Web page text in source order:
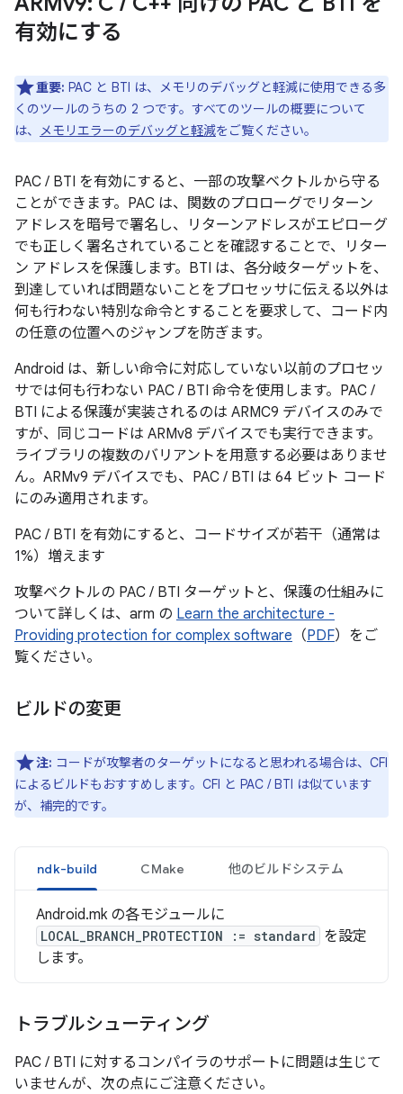
有効にする
重要: PAC と BTI は、メモリのデバッグと軽減に使用できる多
くのツールのうちの 2 つです。すべてのツールの概要について
は、
メモリエラーのデバッグと軽減をご覧ください。
PAC / BTI を有効にすると、一部の攻撃ベクトルから守る
ことができます。PAC は、関数のプロローグでリターン
アドレスを暗号で署名し、リターンアドレスがエピローグ
でも正しく署名されていることを確認することで、リター
ン アドレスを保護します。BTI は、各分岐ターゲットを、
到達していれば問題ないことをプロセッサに伝える以外は
何も行わない特別な命令とすることを要求して、コード内
の任意の位置へのジャンプを防ぎます。
Android は、新しい命令に対応していない以前のプロセッ
サでは何も行わない PAC / BTI 命令を使用します。PAC /
BTI による保護が実装されるのは ARMC9 デバイスのみで
すが、同じコードは ARMv8 デバイスでも実行できます。
ライブラリの複数のバリアントを用意する必要はありませ
ん。ARMv9 デバイスでも、PAC / BTI は 64 ビット コード
にのみ適用されます。
PAC / BTI を有効にすると、コードサイズが若干（通常は
1%）増えます
攻撃ベクトルの PAC / BTI ターゲットと、保護の仕組みに
ついて詳しくは、arm の Learn the architecture -
Providing protection for complex software （PDF）をご
覧ください。
ビルドの変更
注: コードが攻撃者のターゲットになると思われる場合は、CFI
によるビルドもおすすめします。CFI と PAC / BTI は似ています
が、補完的です。
ndk-build CMake 他のビルドシステム
Android.mk の各モジュールに
LOCAL_BRANCH_PROTECTION := standard を設定
します。
トラブルシューティング
PAC / BTI に対するコンパイラのサポートに問題は生じて
いませんが、次の点にご注意ください。